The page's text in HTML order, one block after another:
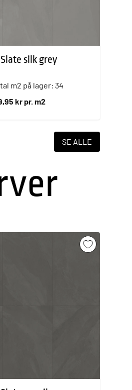
silk grey
m2 på lager: 34
kr pr. m2
SE ALLE